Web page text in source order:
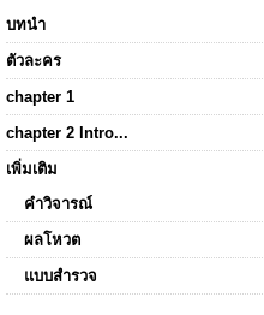
บทนำ
ตัวละคร
chapter 1
chapter 2 Intro...
เพิ่มเติม
คำวิจารณ์
ผลโหวต
แบบสำรวจ